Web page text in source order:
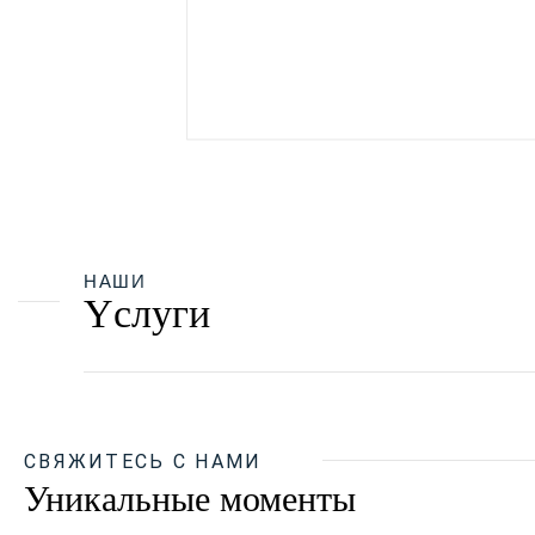
НАШИ
Yслуги
СВЯЖИТЕСЬ С НАМИ
Уникальные моменты